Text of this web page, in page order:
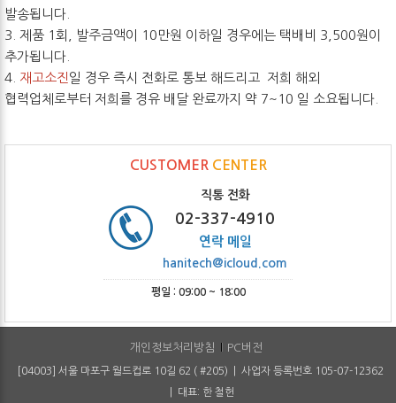
발송됩니다.
3. 제품 1회, 발주금액이 10만원 이하일 경우에는 택배비 3,500원이
추가됩니다.
4. 재고소진 일 경우 즉시 전화로 통보 해드리고 저희 해외
협력업체로부터 저희를 경유 배달 완료까지 약 7~10 일 소요됩니다.
CUSTOMER CENTER
직통 전화
02-337-4910
연락 메일
hanitech@icloud.com
평일 : 09:00 ~ 18:00
개인정보처리방침 PC버전
[04003] 서울 마포구 월드컵로 10길 62 ( #205) | 사업자 등록번호 105-07-12362
| 대표: 한 철헌